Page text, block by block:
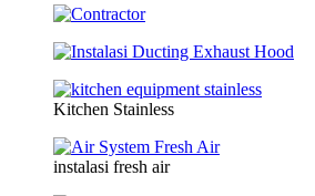
Kitchen Stainless
instalasi fresh air